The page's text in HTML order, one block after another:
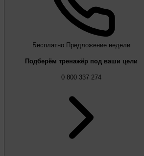
Бесплатно Предложение недели
Подберём тренажёр под ваши цели
0 800 337 274